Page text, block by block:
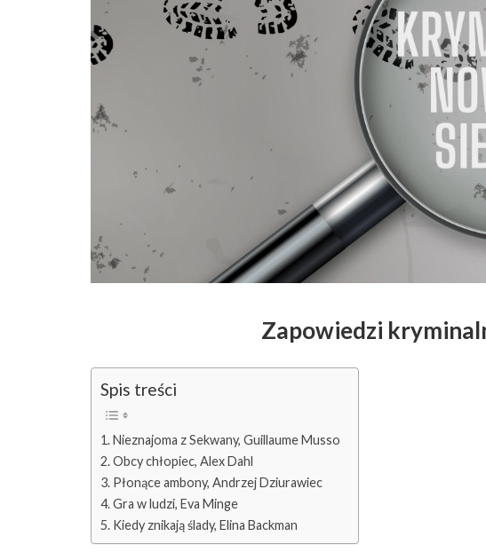
Zapowiedzi
Spis treści
Nieznajoma z Sekwany, Guillaume Musso
Obcy chłopiec, Alex Dahl
Płonące ambony, Andrzej Dziurawiec
Gra w ludzi, Eva Minge
Kiedy znikają ślady, Elina Backman